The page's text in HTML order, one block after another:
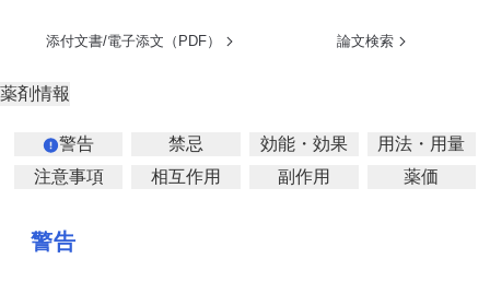
添付文書/電子添文（PDF） 論文検索
薬剤情報
警告 禁忌 効能・効果
用法・用量
注意事項
相互作用 副作用 薬価
警告